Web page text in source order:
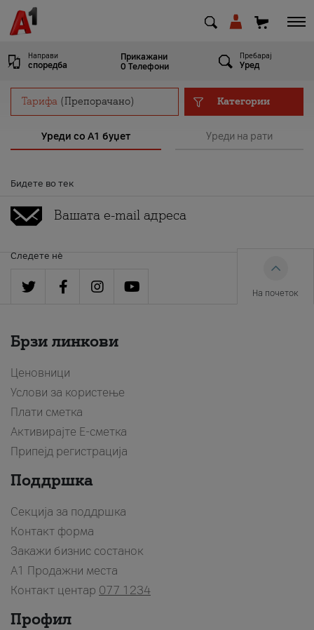
Уреди
Сервис и поддршка
Постпејд
Останати услуги
ИНТЕРНЕТ И ТВ
Интернет и ТВ
Интернет тарифи
Останати услуги
А1 COMBO
Постпејд понуди
Направи
cпоредба
Прикажани
0 Телефони
Пребарај
Уред
Тарифа (Препорачано) Категории
Уреди со А1 буџет ‏‏Уреди на рати
Бидете во тек
Следете нè
На почеток
Брзи линкови
Ценовници
Услови за користење
Плати сметка
Активирајте Е-сметка
Припејд регистрација
Поддршка
Секција за поддршка
Контакт форма
Закажи бизнис состанок
A1 Продажни места
Контакт центар 077 1234
Профил